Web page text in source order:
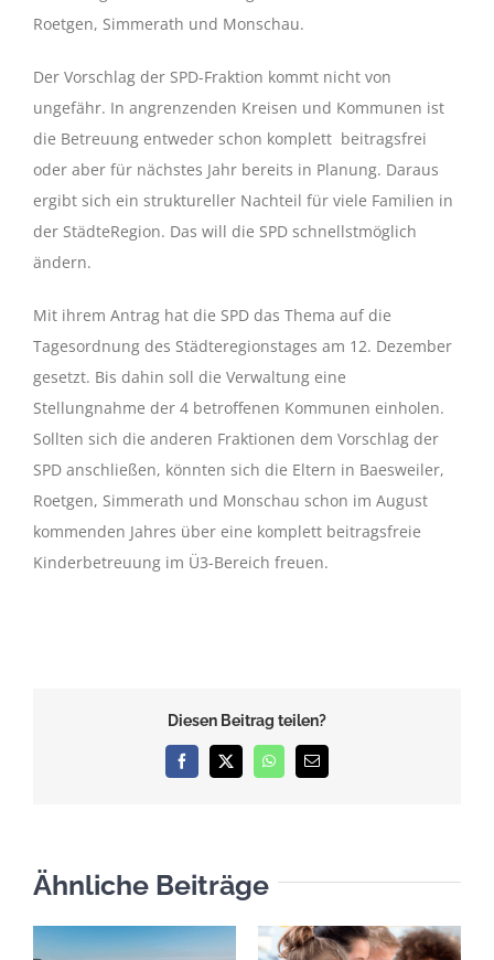
Roetgen, Simmerath und Monschau.
Der Vorschlag der SPD-Fraktion kommt nicht von
ungefähr. In angrenzenden Kreisen und Kommunen ist
die Betreuung entweder schon komplett beitragsfrei
oder aber für nächstes Jahr bereits in Planung. Daraus
ergibt sich ein struktureller Nachteil für viele Familien in
der StädteRegion. Das will die SPD schnellstmöglich
ändern.
Mit ihrem Antrag hat die SPD das Thema auf die
Tagesordnung des Städteregionstages am 12. Dezember
gesetzt. Bis dahin soll die Verwaltung eine
Stellungnahme der 4 betroffenen Kommunen einholen.
Sollten sich die anderen Fraktionen dem Vorschlag der
SPD anschließen, könnten sich die Eltern in Baesweiler,
Roetgen, Simmerath und Monschau schon im August
kommenden Jahres über eine komplett beitragsfreie
Kinderbetreuung im Ü3-Bereich freuen.
Diesen Beitrag teilen?
Facebook
X WhatsApp
E-
Mail
Ähnliche Beiträge